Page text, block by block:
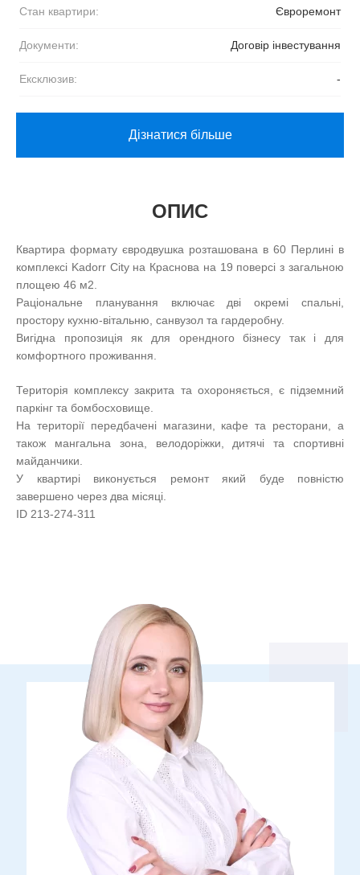
Стан квартири: Євроремонт
Документи: Договір інвестування
Ексклюзив: -
Дізнатися більше
ОПИС
Квартира формату євродвушка розташована в 60 Перлині в
комплексі Kadorr City на Краснова на 19 поверсі з загальною
площею 46 м2.
Раціональне планування включає дві окремі спальні,
простору кухню-вітальню, санвузол та гардеробну.
Вигідна пропозиція як для орендного бізнесу так і для
комфортного проживання.
Територія комплексу закрита та охороняється, є підземний
паркінг та бомбосховище.
На території передбачені магазини, кафе та ресторани, а
також мангальна зона, велодоріжки, дитячі та спортивні
майданчики.
У квартирі виконується ремонт який буде повністю
завершено через два місяці.
ID 213-274-311